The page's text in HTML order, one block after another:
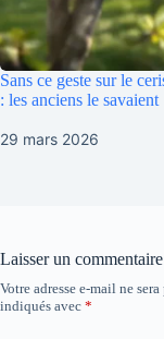
Sans ce geste sur le
: les anciens le savaient
29 mars 2026
Laisser un commentaire
Votre adresse e-mail ne sera
indiqués avec *